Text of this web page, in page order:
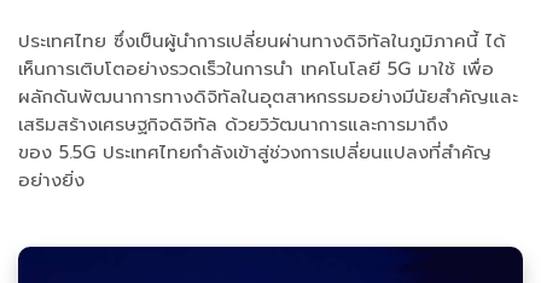
ประเทศไทย ซึ่งเป็นผู้นำการเปลี่ยนผ่านทางดิจิทัลในภูมิภาคนี้ ได้
เห็นการเติบโตอย่างรวดเร็วในการนำ เทคโนโลยี 5G มาใช้ เพื่อ
ผลักดันพัฒนาการทางดิจิทัลในอุตสาหกรรมอย่างมีนัยสำคัญและ
เสริมสร้างเศรษฐกิจดิจิทัล ด้วยวิวัฒนาการและการมาถึง
ของ 5.5G ประเทศไทยกำลังเข้าสู่ช่วงการเปลี่ยนแปลงที่สำคัญ
อย่างยิ่ง